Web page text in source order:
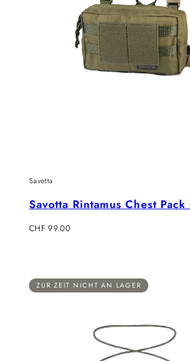
Savotta
Savotta Rintamus Chest
Regulärer
CHF 99.00
ZUR ZEIT NICHT AN LAGER